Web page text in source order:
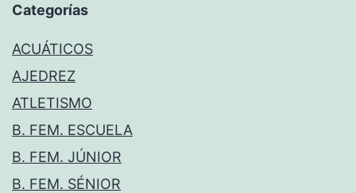
Categorías
ACUÁTICOS
AJEDREZ
ATLETISMO
B. FEM. ESCUELA
B. FEM. JÚNIOR
B. FEM. SÉNIOR